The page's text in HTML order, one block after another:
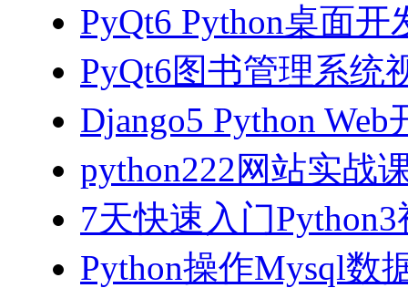
PyQt6 Python桌面开
PyQt6图书管理系统
Django5 Python
python222网站实战
7天快速入门
Python操作Mysql数